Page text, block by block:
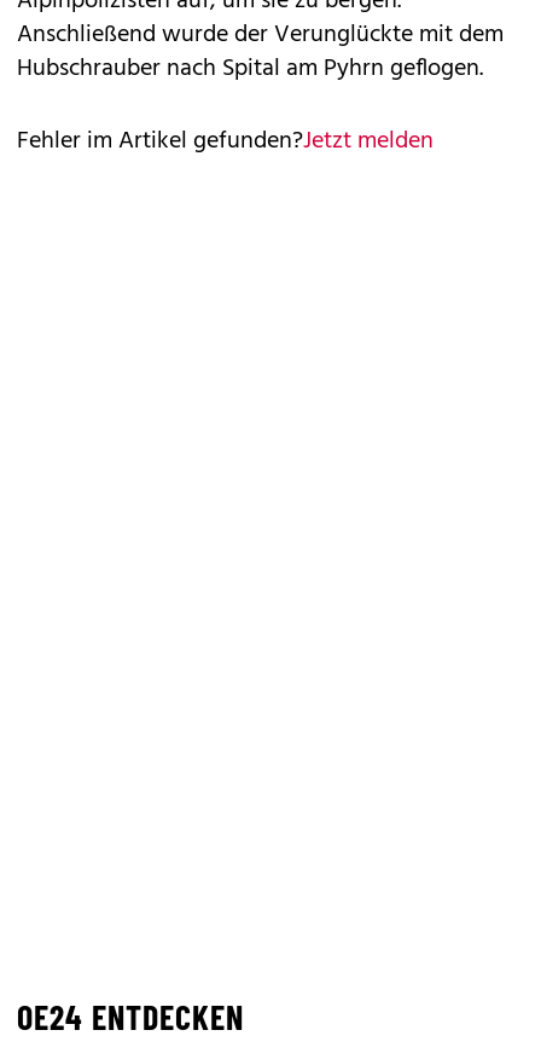
Anschließend wurde der Verunglückte mit dem
Hubschrauber nach Spital am Pyhrn geflogen.
Fehler im Artikel gefunden?Jetzt melden
OE24 ENTDECKEN